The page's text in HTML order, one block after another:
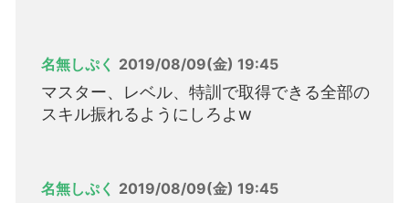
名無しぷく 2019/08/09(金) 19:45
マスター、レベル、特訓で取得できる全部の
スキル振れるようにしろよw
名無しぷく 2019/08/09(金) 19:45